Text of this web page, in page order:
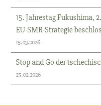
15. Jahrestag Fukushima,
EU-SMR-Strategie
15.03.2026
Stop and Go der
25.02.2026